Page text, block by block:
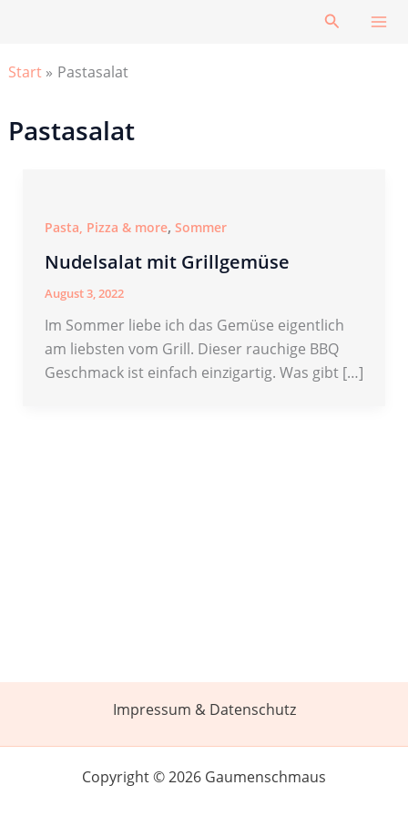
Suchen
Start Pastasalat
Pastasalat
Pasta, Pizza & more, Sommer
Nudelsalat mit Grillgemüse
August 3, 2022
Im Sommer liebe ich das Gemüse eigentlich
am liebsten vom Grill. Dieser rauchige BBQ
Geschmack ist einfach einzigartig. Was gibt […]
Impressum & Datenschutz
Copyright © 2026 Gaumenschmaus